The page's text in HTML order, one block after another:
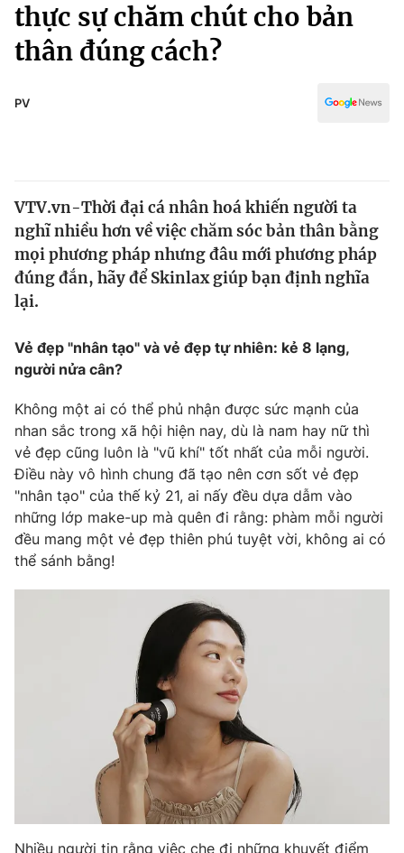
Xã hội
Tin tức
Thế giới đó đây
Câu chuyện quốc tế
Kinh tế
Tài chính
Thị trường
Góc doanh nghiệp
Dữ liệu và đời sống
Truyền hình
Phim VTV
Hậu trường
Nhân vật
Khán giả
Giải sao mai
Điện ảnh
Âm nhạc
Sao
Đời sống
Du lịch
Làm đẹp
Chất lượng cuộc sống
Giáo dục
Tuyển sinh
Học trực tuyến
Công nghệ
Chuyên mục khác
Podcast
Infographic
Văn hóa - Giải trí
Đời sống
thực sự chăm chút cho bản
thân đúng cách?
PV
VTV.vn-Thời đại cá nhân hoá khiến người ta
nghĩ nhiều hơn về việc chăm sóc bản thân bằng
mọi phương pháp nhưng đâu mới phương pháp
đúng đắn, hãy để Skinlax giúp bạn định nghĩa
lại.
Vẻ đẹp "nhân tạo" và vẻ đẹp tự nhiên: kẻ 8 lạng,
người nửa cân?
Không một ai có thể phủ nhận được sức mạnh của
nhan sắc trong xã hội hiện nay, dù là nam hay nữ thì
vẻ đẹp cũng luôn là "vũ khí" tốt nhất của mỗi người.
Điều này vô hình chung đã tạo nên cơn sốt vẻ đẹp
"nhân tạo" của thế kỷ 21, ai nấy đều dựa dẫm vào
những lớp make-up mà quên đi rằng: phàm mỗi người
đều mang một vẻ đẹp thiên phú tuyệt vời, không ai có
thể sánh bằng!
Nhiều người tin rằng việc che đi những khuyết điểm